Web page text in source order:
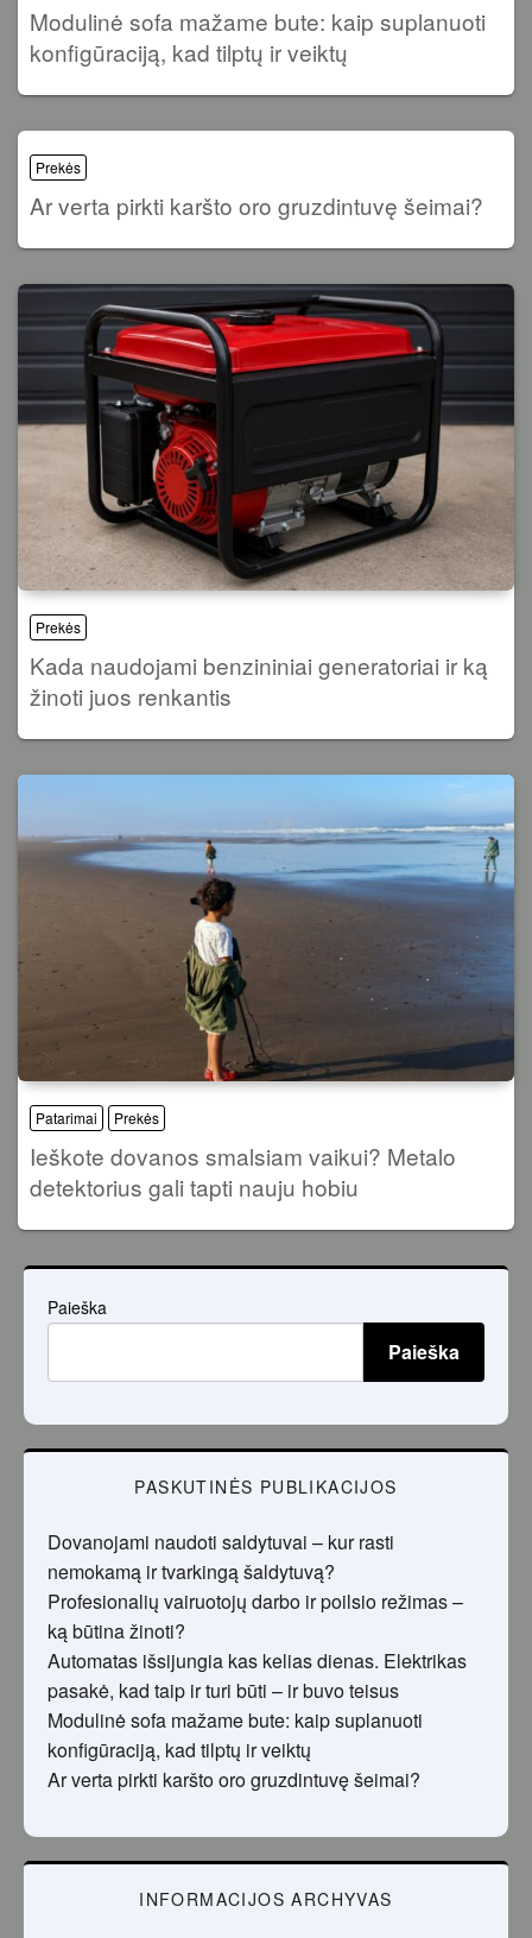
Modulinė sofa mažame bute: kaip suplanuoti
konfigūraciją, kad tilptų ir veiktų
Prekės
Ar verta pirkti karšto oro gruzdintuvę šeimai?
Prekės
Kada naudojami benzininiai generatoriai ir ką
žinoti juos renkantis
Patarimai Prekės
Ieškote dovanos smalsiam vaikui? Metalo
detektorius gali tapti nauju hobiu
Paieška
Paieška
PASKUTINĖS PUBLIKACIJOS
Dovanojami naudoti saldytuvai – kur rasti
nemokamą ir tvarkingą šaldytuvą?
Profesionalių vairuotojų darbo ir poilsio režimas –
ką būtina žinoti?
Automatas išsijungia kas kelias dienas. Elektrikas
pasakė, kad taip ir turi būti – ir buvo teisus
Modulinė sofa mažame bute: kaip suplanuoti
konfigūraciją, kad tilptų ir veiktų
Ar verta pirkti karšto oro gruzdintuvę šeimai?
INFORMACIJOS ARCHYVAS